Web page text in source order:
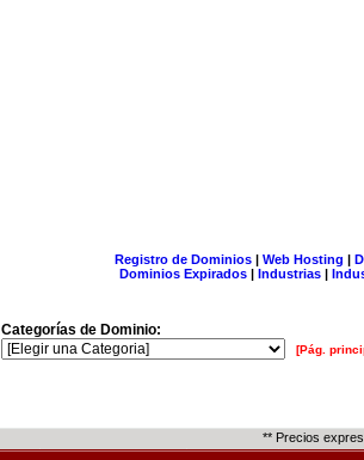
Registro de Dominios| Web Hosting |
Dominios Expirados | Industrias |
Categorías de Dominio:
[Pág.
** Precios